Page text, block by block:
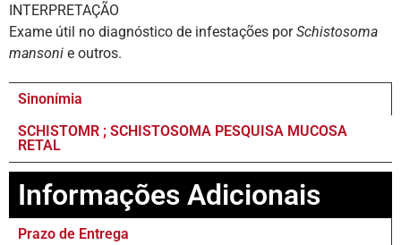
INTERPRETAÇÃO
Exame útil no diagnóstico de infestações porSchistosoma
mansoni e outros.
Sinonímia
SCHISTOMR ; SCHISTOSOMA PESQUISA MUCOSA
RETAL
Informações Adicionais
Prazo de Entrega